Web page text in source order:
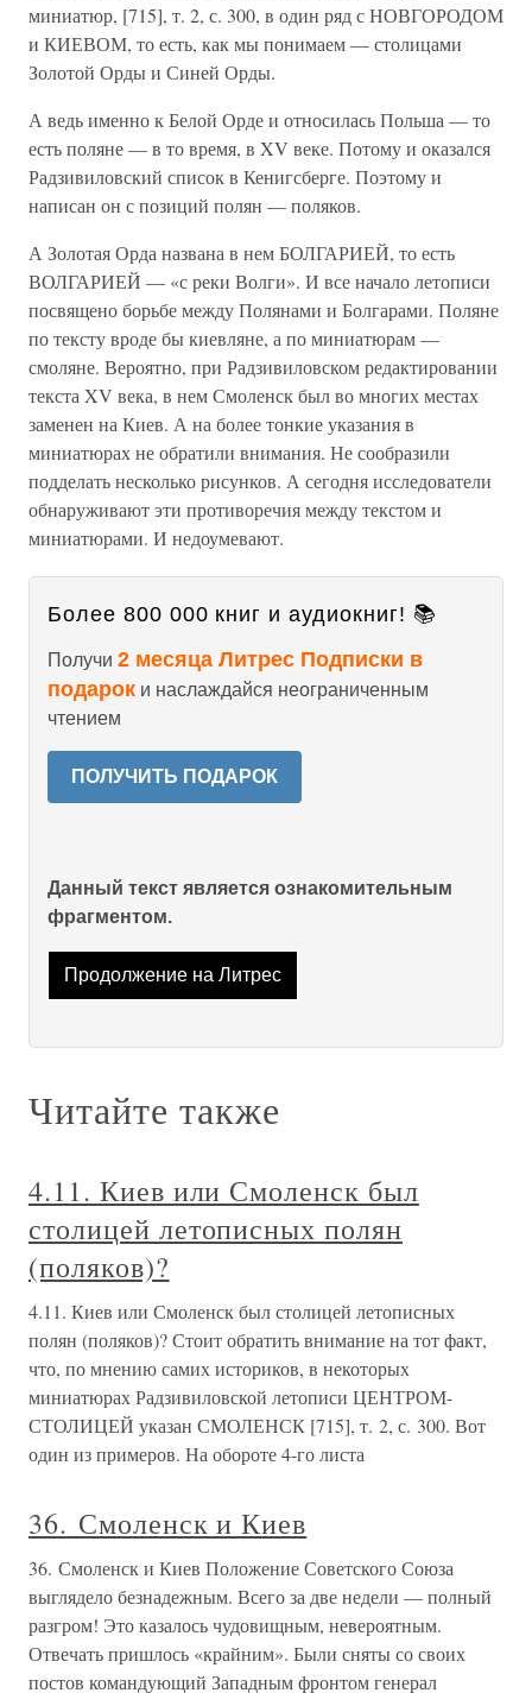
миниатюр, [715], т. 2, с. 300, в один ряд с НОВГОРОДОМ
и КИЕВОМ, то есть, как мы понимаем — столицами
Золотой Орды и Синей Орды.
А ведь именно к Белой Орде и относилась Польша — то
есть поляне — в то время, в XV веке. Потому и оказался
Радзивиловский список в Кенигсберге. Поэтому и
написан он с позиций полян — поляков.
А Золотая Орда названа в нем БОЛГАРИЕЙ, то есть
ВОЛГАРИЕЙ — «с реки Волги». И все начало летописи
посвящено борьбе между Полянами и Болгарами. Поляне
по тексту вроде бы киевляне, а по миниатюрам —
смоляне. Вероятно, при Радзивиловском редактировании
текста XV века, в нем Смоленск был во многих местах
заменен на Киев. А на более тонкие указания в
миниатюрах не обратили внимания. Не сообразили
подделать несколько рисунков. А сегодня исследователи
обнаруживают эти противоречия между текстом и
миниатюрами. И недоумевают.
Более 800 000 книг и аудиокниг! 📚
Получи 2 месяца Литрес Подписки в
подарок и наслаждайся неограниченным
чтением
ПОЛУЧИТЬ ПОДАРОК
Данный текст является ознакомительным
фрагментом.
Продолжение на Литрес
Читайте также
4.11. Киев или Смоленск был
столицей летописных полян
(поляков)?
4.11. Киев или Смоленск был столицей летописных
полян (поляков)? Стоит обратить внимание на тот факт,
что, по мнению самих историков, в некоторых
миниатюрах Радзивиловской летописи ЦЕНТРОМ-
СТОЛИЦЕЙ указан СМОЛЕНСК [715], т. 2, с. 300. Вот
один из примеров. На обороте 4-го листа
36. Смоленск и Киев
36. Смоленск и Киев Положение Советского Союза
выглядело безнадежным. Всего за две недели — полный
разгром! Это казалось чудовищным, невероятным.
Отвечать пришлось «крайним». Были сняты со своих
постов командующий Западным фронтом генерал